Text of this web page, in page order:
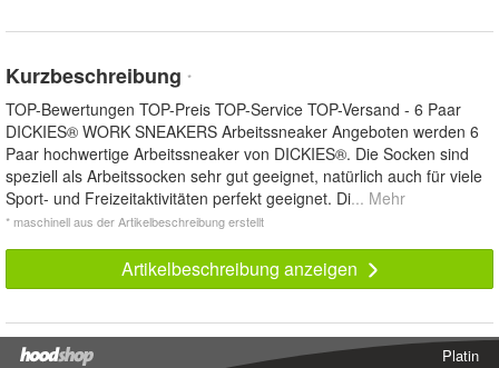
Kurzbeschreibung *
TOP-Bewertungen TOP-Preis TOP-Service TOP-Versand - 6 Paar
DICKIES® WORK SNEAKERS Arbeitssneaker Angeboten werden 6
Paar hochwertige Arbeitssneaker von DICKIES®. Die Socken sind
speziell als Arbeitssocken sehr gut geeignet, natürlich auch für viele
Sport- und Freizeitaktivitäten perfekt geeignet. Di... Mehr
* maschinell aus der Artikelbeschreibung erstellt
Artikelbeschreibung anzeigen
Platin